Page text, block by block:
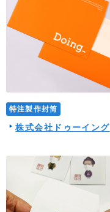
特注製作封筒
株式会社ドゥーイング